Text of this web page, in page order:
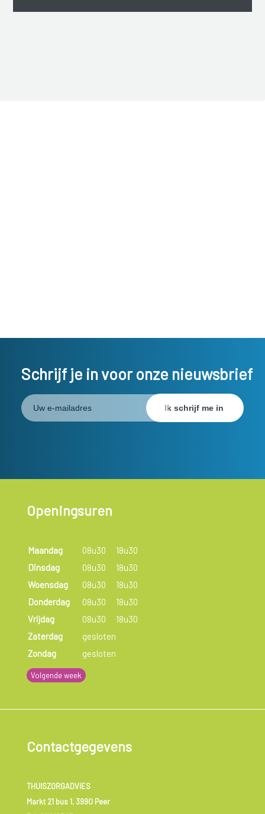
Schrijf je in voor onze nieuwsbrief
Openingsuren
Maandag 08u30
18u30
Dinsdag
08u30
18u30
Woensdag
08u30
18u30
Donderdag
08u30
18u30
Vrijdag
08u30
18u30
Zaterdag
gesloten
Zondag
gesloten
Volgende week
Contactgegevens
THUISZORGADVIES
Markt 21 bus 1, 3990 Peer